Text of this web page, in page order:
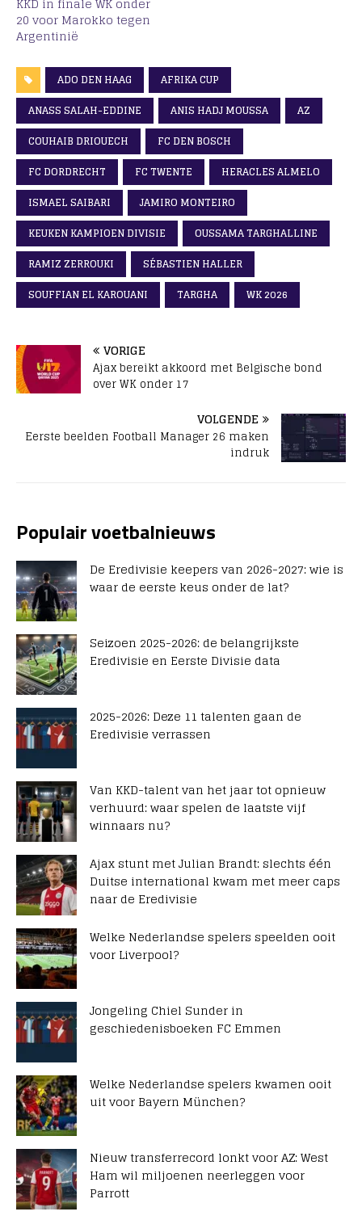
20 voor Marokko tegen
Argentinië
ADO DEN HAAG
AFRIKA CUP
ANASS SALAH-EDDINE
ANIS HADJ MOUSSA
AZ
COUHAIB DRIOUECH
FC DEN BOSCH
FC DORDRECHT
FC TWENTE
HERACLES ALMELO
ISMAEL SAIBARI
JAMIRO MONTEIRO
KEUKEN KAMPIOEN DIVISIE
OUSSAMA TARGHALLINE
RAMIZ ZERROUKI
SÉBASTIEN HALLER
SOUFFIAN EL KAROUANI
TARGHA WK 2026
VORIGE
Ajax bereikt akkoord met Belgische bond
over WK onder 17
VOLGENDE
Eerste beelden Football Manager 26 maken
indruk
Populair voetbalnieuws
De Eredivisie keepers van 2026-2027: wie is
waar de eerste keus onder de lat?
Seizoen 2025-2026: de belangrijkste
Eredivisie en Eerste Divisie data
2025-2026: Deze 11 talenten gaan de
Eredivisie verrassen
Van KKD-talent van het jaar tot opnieuw
verhuurd: waar spelen de laatste vijf
winnaars nu?
Ajax stunt met Julian Brandt: slechts één
Duitse international kwam met meer caps
naar de Eredivisie
Welke Nederlandse spelers speelden ooit
voor Liverpool?
Jongeling Chiel Sunder in
geschiedenisboeken FC Emmen
Welke Nederlandse spelers kwamen ooit
uit voor Bayern München?
Nieuw transferrecord lonkt voor AZ: West
Ham wil miljoenen neerleggen voor
Parrott